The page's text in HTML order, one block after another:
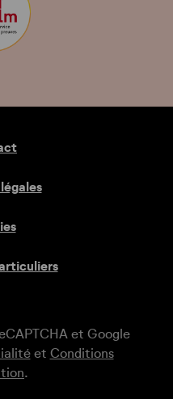
et Google
et Conditions
.